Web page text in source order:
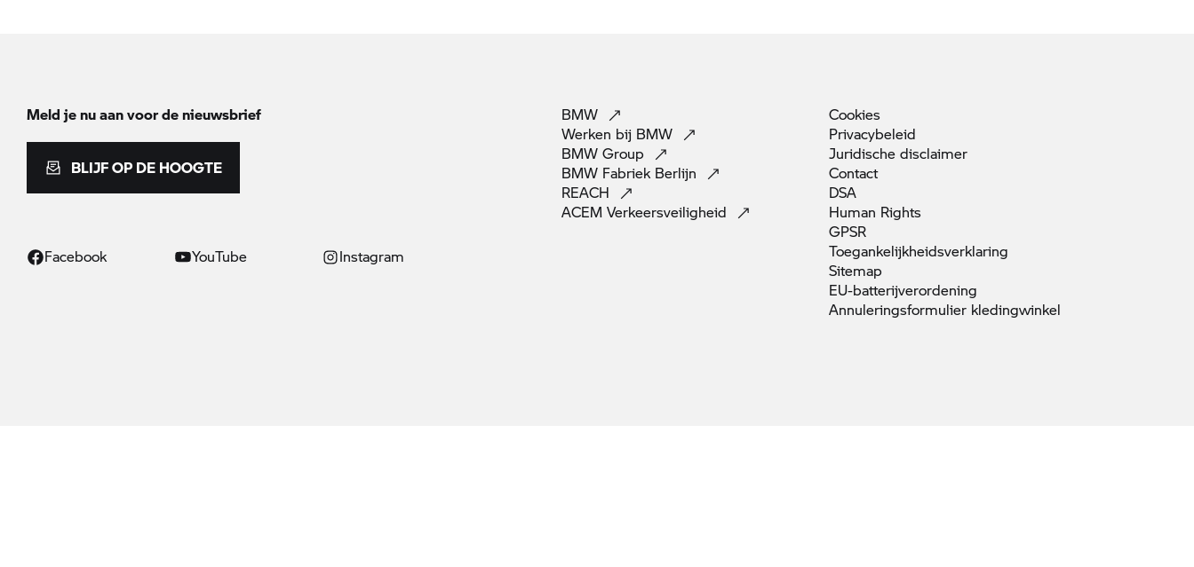
Meld je nu aan voor de nieuwsbrief
BLIJF OP DE HOOGTE
Facebook YouTube Instagram
BMW
Werken bij BMW
BMW Group
BMW Fabriek Berlijn
REACH
ACEM Verkeersveiligheid
Cookies
Privacybeleid
Juridische disclaimer
Contact
DSA
Human Rights
GPSR
Toegankelijkheidsverklaring
Sitemap
EU-batterijverordening
Annuleringsformulier kledingwinkel